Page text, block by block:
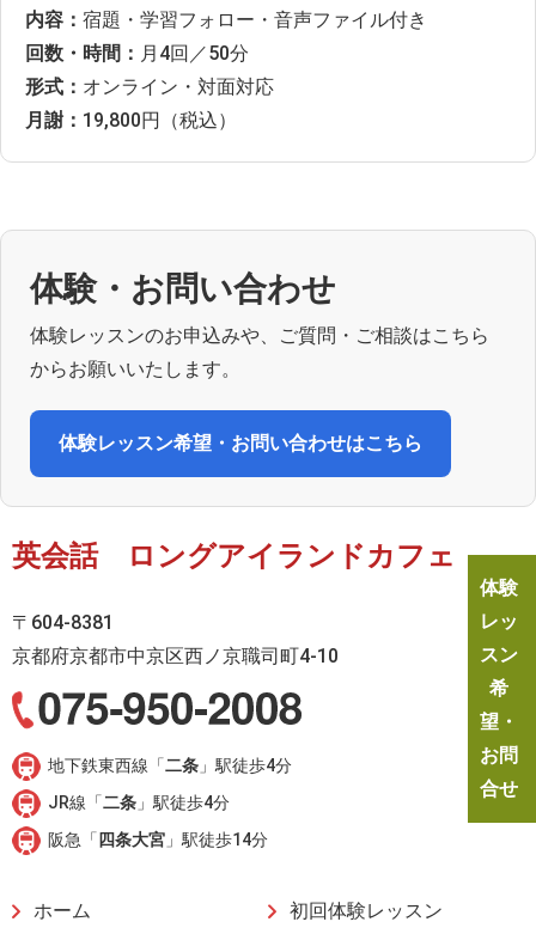
内容： 宿題・学習フォロー・音声ファイル付き
回数・時間： 月4回／50分
形式： オンライン・対面対応
月謝： 19,800円（税込）
体験・お問い合わせ
体験レッスンのお申込みや、ご質問・ご相談はこちら
からお願いいたします。
体験レッスン希望・お問い合わせはこちら
英会話 ロングアイランドカフェ
〒604-8381
京都府京都市中京区西ノ京職司町4-10
地下鉄東西線「二条 」駅徒歩4分
JR線「二条 」駅徒歩4分
阪急「 四条大宮 」駅徒歩14分
ホーム 初回体験レッスン
体験
レッ
スン
希
望・
お問
合せ